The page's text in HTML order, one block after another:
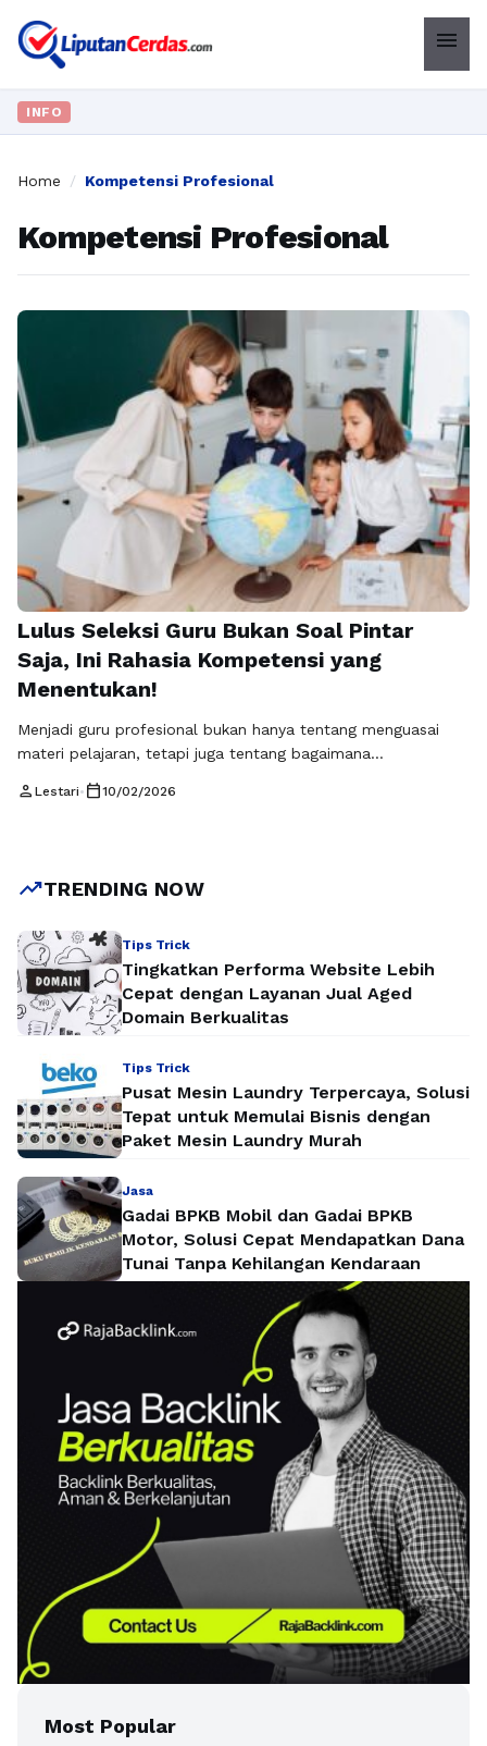
menu
INFO
Home / Kompetensi Profesional
Kompetensi Profesional
Lulus Seleksi Guru Bukan Soal Pintar
Saja, Ini Rahasia Kompetensi yang
Menentukan!
Menjadi guru profesional bukan hanya tentang menguasai
materi pelajaran, tetapi juga tentang bagaimana
Dalam dunia pendidikan modern, kompetensi profesional dan
kompetensi, sangat bergantung pada keseimbangan antara
person Lestari• calendar_today10/02/2026
trending_upTRENDING NOW
Tips Trick
Tingkatkan Performa Website Lebih
Cepat dengan Layanan Jual Aged
Domain Berkualitas
Tips Trick
Pusat Mesin Laundry Terpercaya, Solusi
Tepat untuk Memulai Bisnis dengan
Paket Mesin Laundry Murah
Jasa
Gadai BPKB Mobil dan Gadai BPKB
Motor, Solusi Cepat Mendapatkan Dana
Tunai Tanpa Kehilangan Kendaraan
Most Popular